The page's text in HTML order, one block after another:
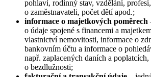
pohlaví, rodinný stav, vzdělání,
o zaměstnavateli, počet dětí apod.;
informace o majetkových poměrech
o údaje spojené s financemi a
vlastnictví nemovitosti, informace o
bankovním účtu a informace o
např. zaplacených daních a
o bezdlužnosti;